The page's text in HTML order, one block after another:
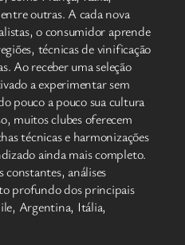
outras. A cada nova
o consumidor aprende
técnicas de vinificação
Ao receber uma seleção
a experimentar sem
pouco a pouco sua cultura
muitos clubes oferecem
técnicas e harmonizações
ainda mais completo.
constantes, análises
profundo dos principais
Argentina, Itália,